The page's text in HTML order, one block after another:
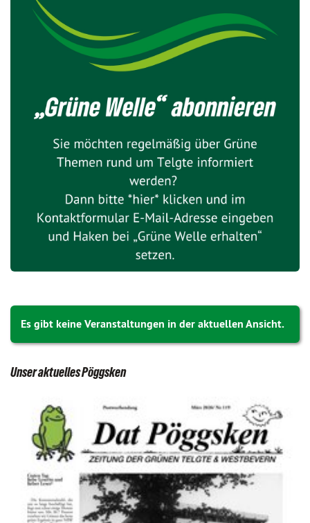
Es gibt keine Veranstaltungen in der aktuellen Ansicht.
Unser aktuelles Pöggsken